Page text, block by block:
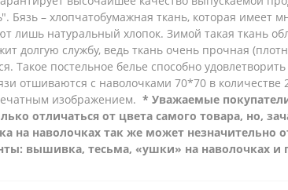
Бязь – хлопчатобумажная ткань, которая имеет
лишь натуральный хлопок. Зимой такая ткань
долгую службу, ведь ткань очень прочная
Такое постельное белье способно
отшиваются с наволочками 70*70 в
изображением. * Уважаемые
отличаться от цвета самого товара, но,
на наволочках так же может незначительно
вышивка, тесьма, «ушки» на наволочках и